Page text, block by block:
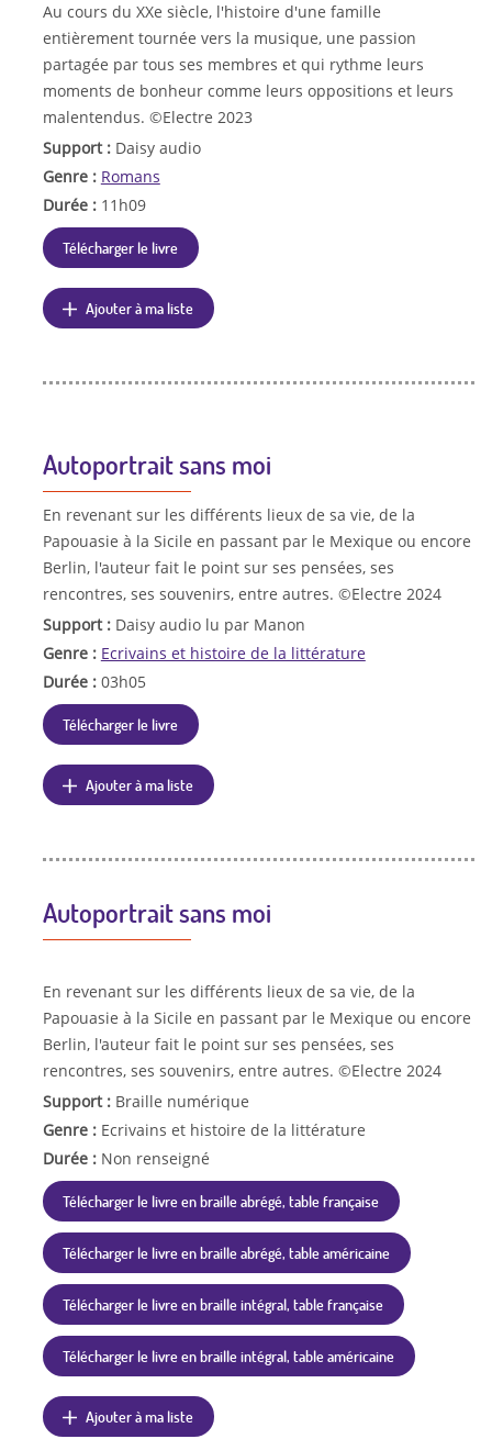
Au cours du XXe siècle, l'histoire d'une famille
entièrement tournée vers la musique, une passion
partagée par tous ses membres et qui rythme leurs
moments de bonheur comme leurs oppositions et leurs
malentendus. ©Electre 2023
Support : Daisy audio
Genre : Romans
Durée : 11h09
Télécharger le livre
Ajouter à ma liste
Autoportrait sans moi
En revenant sur les différents lieux de sa vie, de la
Papouasie à la Sicile en passant par le Mexique ou encore
Berlin, l'auteur fait le point sur ses pensées, ses
rencontres, ses souvenirs, entre autres. ©Electre 2024
Support : Daisy audio lu par Manon
Genre : Ecrivains et histoire de la littérature
Durée : 03h05
Télécharger le livre
Ajouter à ma liste
Autoportrait sans moi
En revenant sur les différents lieux de sa vie, de la
Papouasie à la Sicile en passant par le Mexique ou encore
Berlin, l'auteur fait le point sur ses pensées, ses
rencontres, ses souvenirs, entre autres. ©Electre 2024
Support : Braille numérique
Genre : Ecrivains et histoire de la littérature
Durée : Non renseigné
Télécharger le livre en braille abrégé, table française
Télécharger le livre en braille abrégé, table américaine
Télécharger le livre en braille intégral, table française
Télécharger le livre en braille intégral, table américaine
Ajouter à ma liste